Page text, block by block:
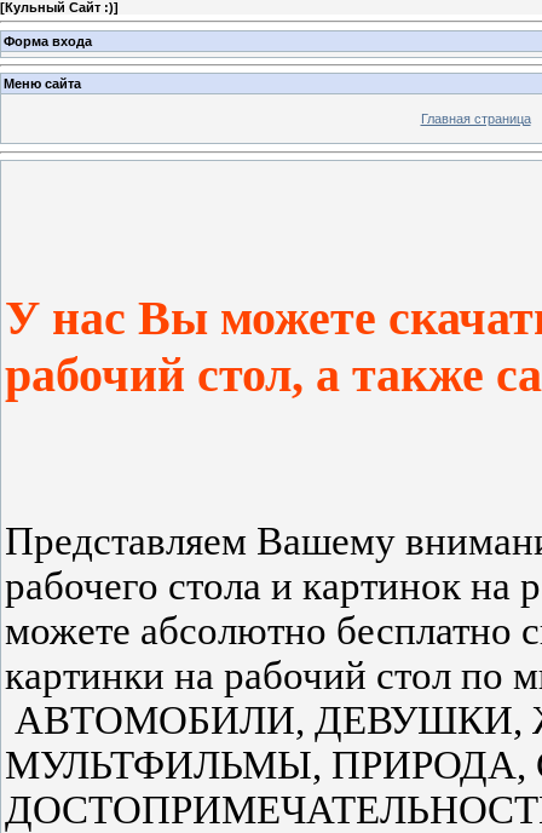
[Кульный Сайт :)]
Форма входа
Меню сайта
Главная страница
У нас Вы можете
рабочий стол, а также
Представляем Вашему
рабочего стола и картинок
можете абсолютно бесплатно
картинки на рабочий стол по
АВТОМОБИЛИ, ДЕВУШКИ,
МУЛЬТФИЛЬМЫ,
ДОСТОПРИМЕЧАТЕЛЬНОСТИ